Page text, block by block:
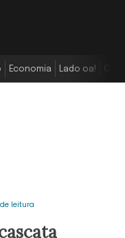
Economia Lado oa!
leitura